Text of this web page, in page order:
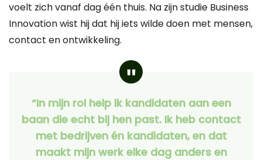
voelt zich vanaf dag één thuis. Na zijn studie Business
Innovation wist hij dat hij iets wilde doen met mensen,
contact en ontwikkeling.
“In mijn rol help ik kandidaten aan een
baan die echt bij hen past. Ik heb contact
met bedrijven én kandidaten, en dat
maakt mijn werk elke dag anders en